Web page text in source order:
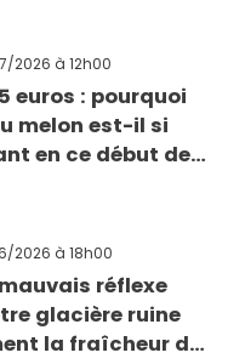
2026 à 12h00
euros : pourquoi
melon est-il si
en ce début de
2026 à 18h00
réflexe
glacière ruine
la fraîcheur de